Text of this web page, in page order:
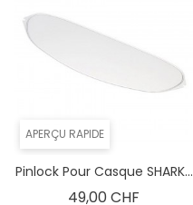
APERÇU RAPIDE
Pinlock Pour Casque SHARK...
49,00 CHF